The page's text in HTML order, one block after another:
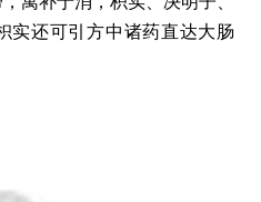
实还可引方中诸药直达大肠